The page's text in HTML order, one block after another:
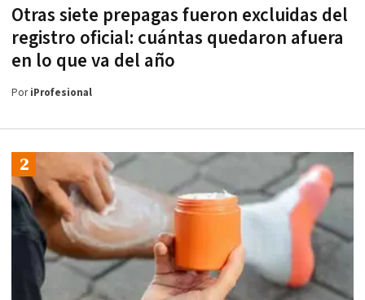
Otras siete prepagas fueron excluidas del
registro oficial: cuántas quedaron afuera
en lo que va del año
PoriProfesional